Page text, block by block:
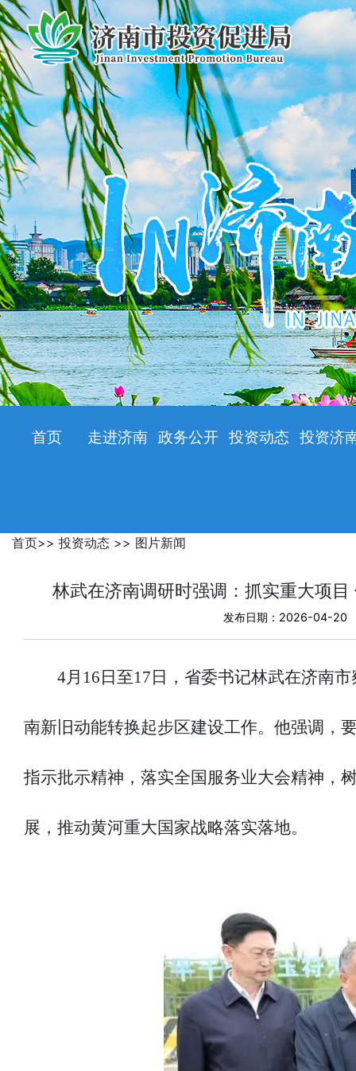
首页 走进济南 政务公开 投资动态 投资济
首页>> 投资动态 >> 图片新闻
林武在济南调研时强调：抓实重大项
发布日期：2026-04-20
4月16日至17日，省委书记林武在济南
南新旧动能转换起步区建设工作。他强调，
指示批示精神，落实全国服务业大会精神，
展，推动黄河重大国家战略落实落地。